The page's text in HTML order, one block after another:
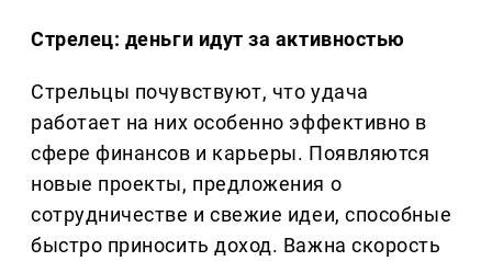
Стрелец: деньги идут за активностью
Стрельцы почувствуют, что удача
работает на них особенно эффективно в
сфере финансов и карьеры. Появляются
новые проекты, предложения о
сотрудничестве и свежие идеи, способные
быстро приносить доход. Важна скорость